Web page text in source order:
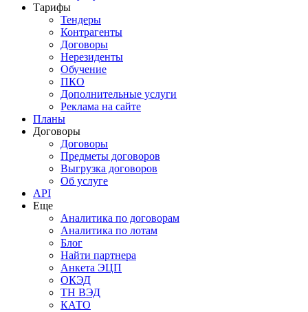
Тарифы
Тендеры
Контрагенты
Договоры
Нерезиденты
Обучение
ПКО
Дополнительные услуги
Реклама на сайте
Планы
Договоры
Договоры
Предметы договоров
Выгрузка договоров
Об услуге
API
Еще
Аналитика по договорам
Аналитика по лотам
Блог
Найти партнера
Анкета ЭЦП
ОКЭД
ТН ВЭД
КАТО